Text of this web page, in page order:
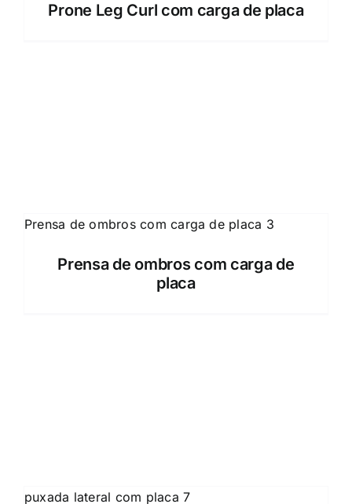
Prone Leg Curl com carga de placa
Prensa de ombros com carga de
placa